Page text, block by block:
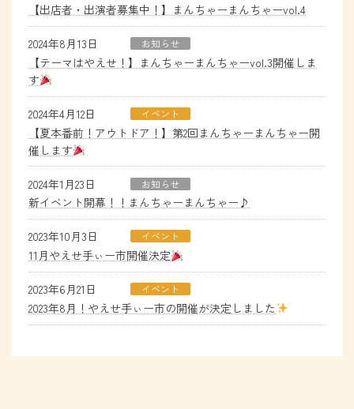
【出店者・出演者募集中！】まんちゃーまんちゃーvol.4
2024年8月13日 お知らせ
【テーマはやえせ！】まんちゃーまんちゃーvol.3開催しま
す
2024年4月12日 イベント
【夏本番前！アウトドア！】第2回まんちゃーまんちゃー開
催します
2024年1月23日 お知らせ
新イベント開幕！！まんちゃーまんちゃー♪
2023年10月3日 イベント
11月やえせ手ぃー市開催決定
2023年6月21日 イベント
2023年8月！やえせ手ぃー市の開催が決定しました